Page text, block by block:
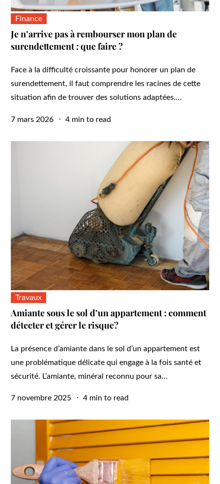
Finance
Je n’arrive pas à rembourser mon plan de
surendettement : que faire ?
Face à la difficulté croissante pour honorer un plan de
surendettement, il faut comprendre les racines de cette
situation afin de trouver des solutions adaptées.…
Posted
7 mars 2026 4 min to read
Travaux
Amiante sous le sol d’un appartement : comment
détecter et gérer le risque?
La présence d’amiante dans le sol d’un appartement est
une problématique délicate qui engage à la fois santé et
sécurité. L’amiante, minéral reconnu pour sa…
Posted
7 novembre 2025 4 min to read